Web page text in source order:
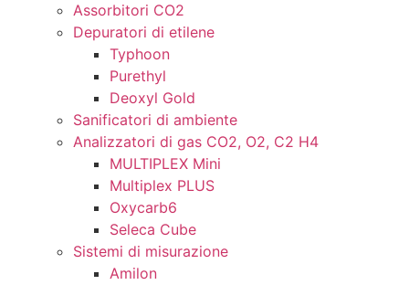
Assorbitori CO2
Depuratori di etilene
Typhoon
Purethyl
Deoxyl Gold
Sanificatori di ambiente
Analizzatori di gas CO2, O2, C2 H4
MULTIPLEX Mini
Multiplex PLUS
Oxycarb6
Seleca Cube
Sistemi di misurazione
Amilon